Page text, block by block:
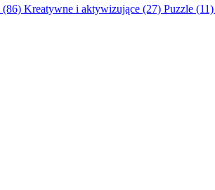
(86) Kreatywne i aktywizujące (27) Puzzle (11)